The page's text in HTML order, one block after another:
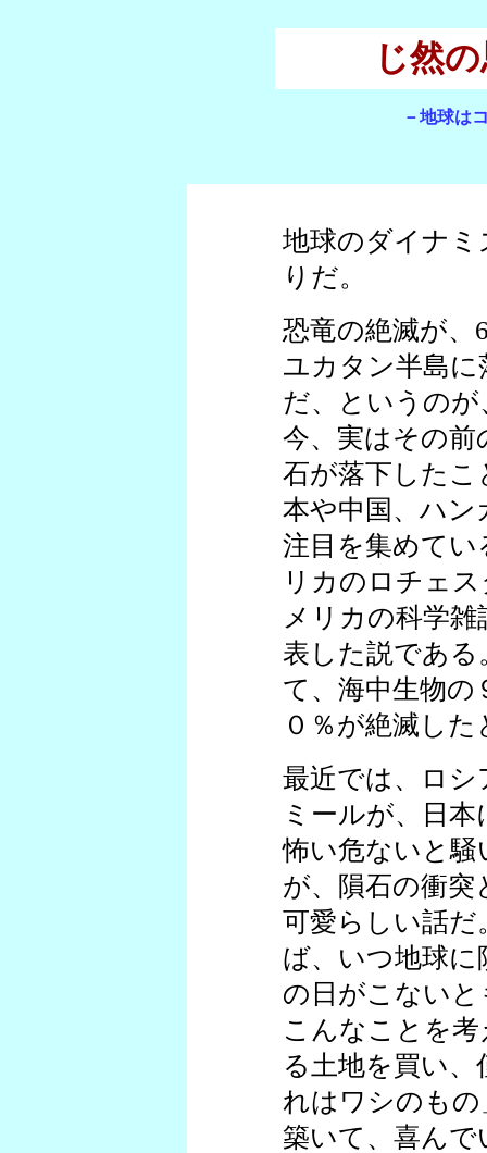
じ然
－地球は
地球のダイナ
りだ。
恐竜の絶滅が、
ユカタン半島
だ、というの
今、実はその前
石が落下したこ
本や中国、ハン
注目を集めてい
リカのロチェ
メリカの科学
表した説であ
て、海中生物の
０％が絶滅し
最近では、ロ
ミールが、日
怖い危ないと
が、隕石の衝
可愛らしい話だ
ば、いつ地球に
の日がこない
こんなことを
る土地を買い
れはワシのも
築いて、喜ん